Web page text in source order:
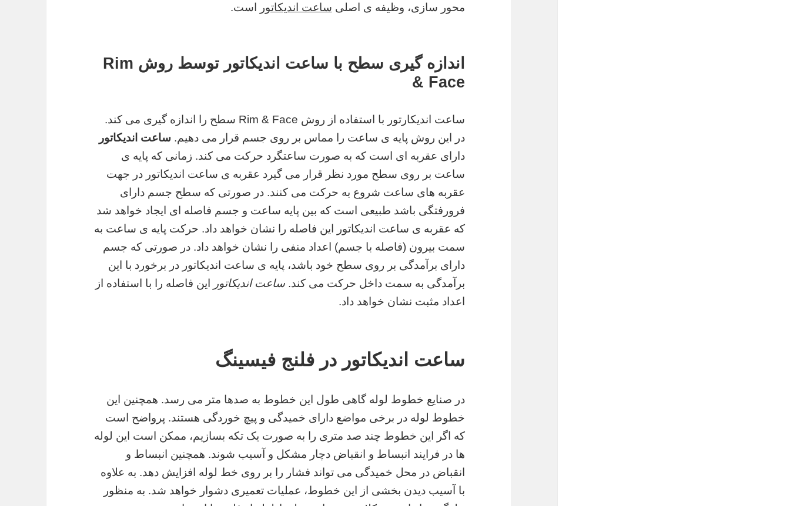
محور سازی، وظیفه ی اصلی ساعت اندیکاتور است.
اندازه گیری سطح با ساعت اندیکاتور توسط روش Rim
& Face
ساعت اندیکارتور با استفاده از روش Rim & Face سطح را اندازه گیری می کند.
در این روش پایه ی ساعت را مماس بر روی جسم قرار می دهیم.ساعت اندیکاتور
دارای عقربه ای است که به صورت ساعتگرد حرکت می کند. زمانی که پایه ی
ساعت بر روی سطح مورد نظر قرار می گیرد عقربه ی ساعت اندیکاتور در جهت
عقربه های ساعت شروع به حرکت می کنند. در صورتی که سطح جسم دارای
فرورفتگی باشد طبیعی است که بین پایه ساعت و جسم فاصله ای ایجاد خواهد شد
که عقربه ی ساعت اندیکاتور این فاصله را نشان خواهد داد. حرکت پایه ی ساعت به
سمت بیرون (فاصله با جسم) اعداد منفی را نشان خواهد داد. در صورتی که جسم
دارای برآمدگی بر روی سطح خود باشد، پایه ی ساعت اندیکاتور در برخورد با این
برآمدگی به سمت داخل حرکت می کند.ساعت اندیکاتور این فاصله را با استفاده از
اعداد مثبت نشان خواهد داد.
ساعت اندیکاتور در فلنج فیسینگ
در صنایع خطوط لوله گاهی طول این خطوط به صدها متر می رسد. همچنین این
خطوط لوله در برخی مواضع دارای خمیدگی و پیچ خوردگی هستند. پرواضح است
که اگر این خطوط چند صد متری را به صورت یک تکه بسازیم، ممکن است این لوله
ها در فرایند انبساط و انقباض دچار مشکل و آسیب شوند. همچنین انبساط و
انقباض در محل خمیدگی می تواند فشار را بر روی خط لوله افزایش دهد. به علاوه
با آسیب دیدن بخشی از این خطوط، عملیات تعمیری دشوار خواهد شد. به منظور